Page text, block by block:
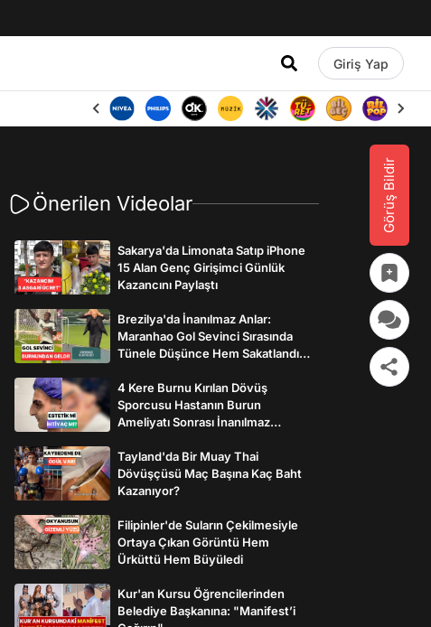
Giriş Yap
Görüş Bildir
Önerilen Videolar
Sakarya'da Limonata Satıp iPhone
15 Alan Genç Girişimci Günlük
Kazancını Paylaştı
Brezilya'da İnanılmaz Anlar:
Maranhao Gol Sevinci Sırasında
Tünele Düşünce Hem Sakatlandı
4 Kere Burnu Kırılan Dövüş
Sporcusu Hastanın Burun
Ameliyatı Sonrası İnanılmaz
Tayland'da Bir Muay Thai
Dövüşçüsü Maç Başına Kaç Baht
Kazanıyor?
Filipinler'de Suların Çekilmesiyle
Ortaya Çıkan Görüntü Hem
Ürküttü Hem Büyüledi
Kur'an Kursu Öğrencilerinden
Belediye Başkanına: "Manifest’i